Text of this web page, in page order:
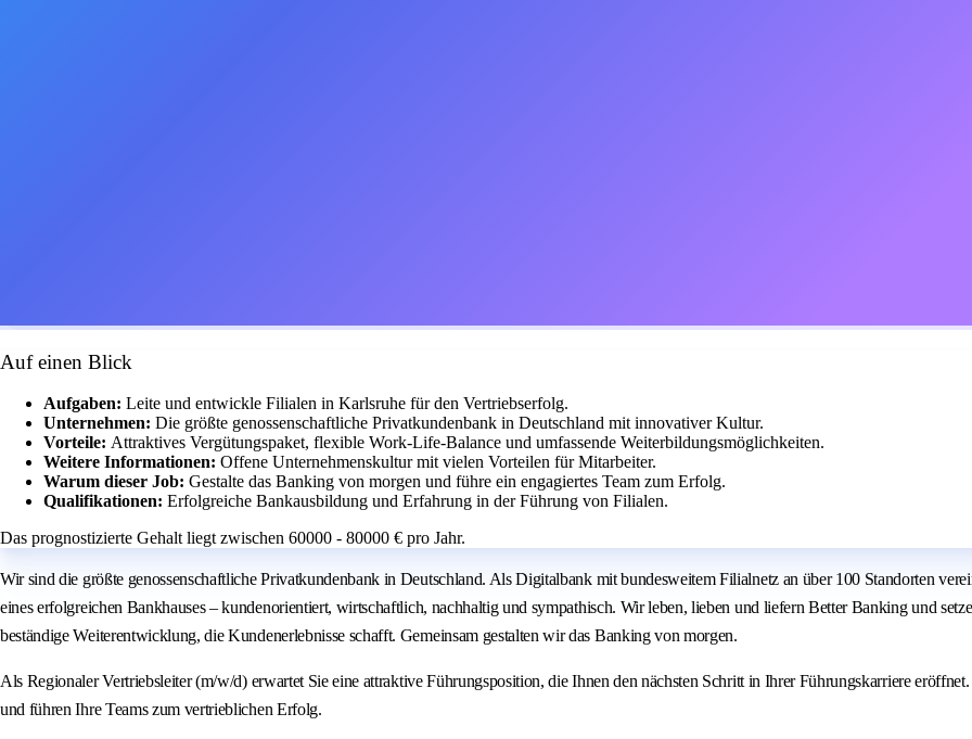
Auf einen Blick
Aufgaben: Leite und entwickle Filialen in Karlsruhe für den Vertriebserfolg.
Unternehmen: Die größte genossenschaftliche Privatkundenbank in Deutschland mit innovativer Kultur.
Vorteile: Attraktives Vergütungspaket, flexible Work-Life-Balance und umfassende Weiterbildungsmöglichkeiten.
Weitere Informationen: Offene Unternehmenskultur mit vielen Vorteilen für Mitarbeiter.
Warum dieser Job: Gestalte das Banking von morgen und führe ein engagiertes Team zum Erfolg.
Qualifikationen: Erfolgreiche Bankausbildung und Erfahrung in der Führung von Filialen.
Das prognostizierte Gehalt liegt zwischen 60000 - 80000 € pro Jahr.
Wir sind die größte genossenschaftliche Privatkundenbank in Deutschland. Als Digitalbank mit bundesweitem Filialnetz an über 100 Standorten
eines erfolgreichen Bankhauses – kundenorientiert, wirtschaftlich, nachhaltig und sympathisch. Wir leben, lieben und liefern Better Banking und
beständige Weiterentwicklung, die Kundenerlebnisse schafft. Gemeinsam gestalten wir das Banking von morgen.
Als Regionaler Vertriebsleiter (m/w/d) erwartet Sie eine attraktive Führungsposition, die Ihnen den nächsten Schritt in Ihrer Führungskarriere
und führen Ihre Teams zum vertrieblichen Erfolg.